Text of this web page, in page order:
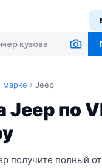
марке › Jeep
Jeep по
получите полный